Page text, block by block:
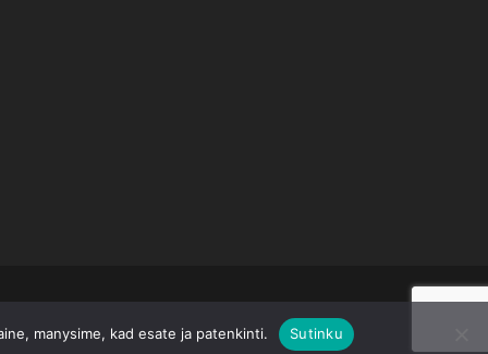
manysime, kad esate ja patenkinti. Sutinku